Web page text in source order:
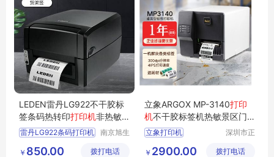
LEDEN雷丹LG922不干胶标
签条码热转印打印机非热敏
桌面打印机
雷丹LG922条码打印机
桌面打印机
南京旭生
技术有限
￥ 850.00 拨打电话
立象ARGOX MP-3140打印
机不干胶标签机热敏景区门
票吊牌洗水唛
立象打印机
条码打印机
深圳市正
有限公司
￥ 2900.00 拨打电话